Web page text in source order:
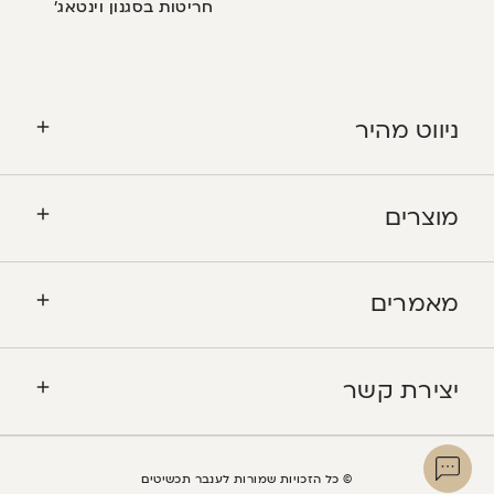
חריטות בסגנון וינטאג’
ניווט מהיר
מוצרים
מאמרים
יצירת קשר
© כל הזכויות שמורות לענבר תכשיטים